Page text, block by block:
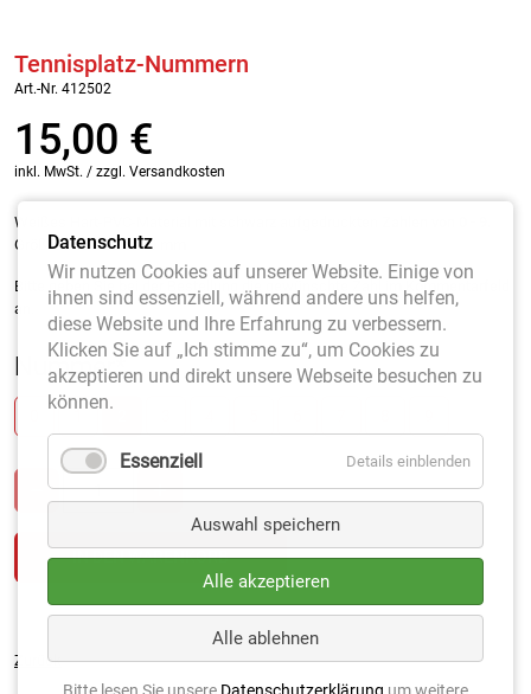
Tennisplatz-Nummern
Art.-Nr. 412502
15,00 €
inkl. MwSt. / zzgl. Versandkosten
Weißes Hart-PVC-Material mit schwarz aufgedruckten
Größe: 300 mm x 200 mm
Bitte geben Sie bei der Bestellung die gewünschte Zahl im Kommentarfeld
an.
Nummer*
Zurück
Datenschutz
Wir nutzen Cookies auf unserer Website. Einige von
ihnen sind essenziell, während andere uns helfen,
diese Website und Ihre Erfahrung zu verbessern.
Klicken Sie auf „Ich stimme zu“, um Cookies zu
akzeptieren und direkt unsere Webseite besuchen zu
können.
Essenziell Details einblenden
Auswahl speichern
Alle akzeptieren
Alle ablehnen
Bitte lesen Sie unsere Datenschutzerklärung um weitere